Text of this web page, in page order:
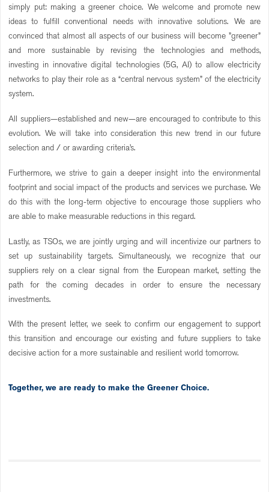
simply put: making a greener choice. We welcome and promote new
ideas to fulfill conventional needs with innovative solutions. We are
convinced that almost all aspects of our business will become ”greener”
and more sustainable by revising the technologies and methods,
investing in innovative digital technologies (5G, AI) to allow electricity
networks to play their role as a “central nervous system” of the electricity
system.
All suppliers—established and new—are encouraged to contribute to this
evolution. We will take into consideration this new trend in our future
selection and / or awarding criteria’s.
Furthermore, we strive to gain a deeper insight into the environmental
footprint and social impact of the products and services we purchase. We
do this with the long-term objective to encourage those suppliers who
are able to make measurable reductions in this regard.
Lastly, as TSOs, we are jointly urging and will incentivize our partners to
set up sustainability targets. Simultaneously, we recognize that our
suppliers rely on a clear signal from the European market, setting the
path for the coming decades in order to ensure the necessary
investments.
With the present letter, we seek to confirm our engagement to support
this transition and encourage our existing and future suppliers to take
decisive action for a more sustainable and resilient world tomorrow.
Together, we are ready to make the Greener Choice.